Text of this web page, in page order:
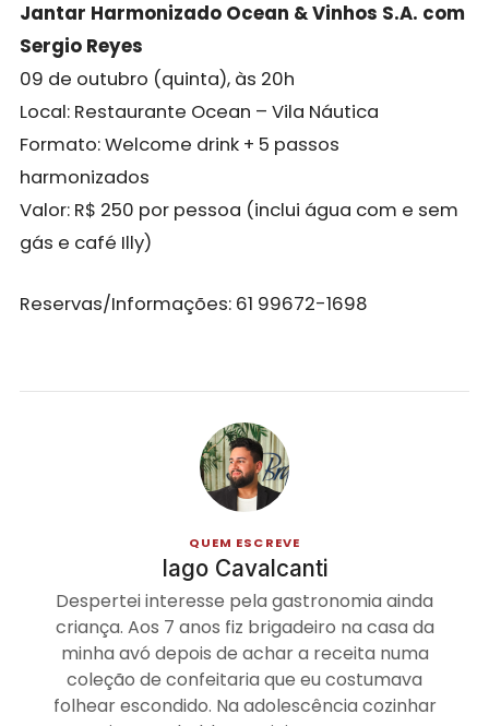
Jantar Harmonizado Ocean & Vinhos S.A. com
Sergio Reyes
09 de outubro (quinta), às 20h
Local: Restaurante Ocean – Vila Náutica
Formato: Welcome drink + 5 passos
harmonizados
Valor: R$ 250 por pessoa (inclui água com e sem
gás e café Illy)
Reservas/Informações: 61 99672-1698
QUEM ESCREVE
Iago Cavalcanti
Despertei interesse pela gastronomia ainda
criança. Aos 7 anos fiz brigadeiro na casa da
minha avó depois de achar a receita numa
coleção de confeitaria que eu costumava
folhear escondido. Na adolescência cozinhar